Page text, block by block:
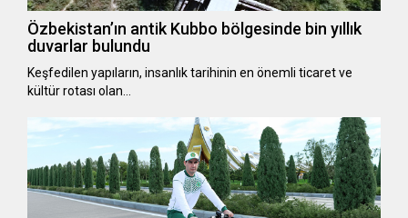
Özbekistan’ın antik Kubbo bölgesinde bin yıllık
duvarlar bulundu
Keşfedilen yapıların, insanlık tarihinin en önemli ticaret ve
kültür rotası olan…